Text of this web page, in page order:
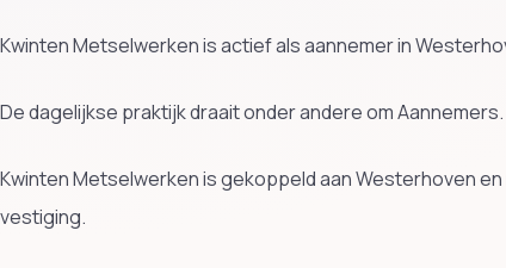
Kwinten Metselwerken is actief als aannemer in
De dagelijkse praktijk draait onder andere om
Kwinten Metselwerken is gekoppeld aan Westerhoven
vestiging.